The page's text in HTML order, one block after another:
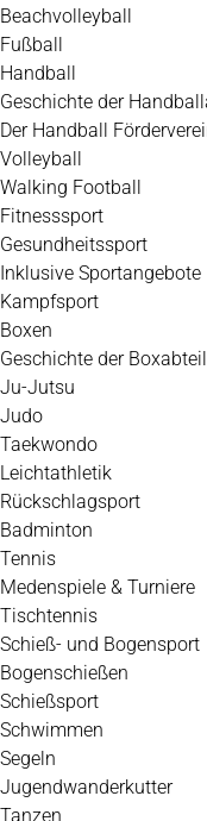
Beachvolleyball
Fußball
Handball
Geschichte der
Der Handball
Volleyball
Walking Football
Fitnesssport
Gesundheitssport
Inklusive Sportangebote
Kampfsport
Boxen
Geschichte der
Ju-Jutsu
Judo
Taekwondo
Leichtathletik
Rückschlagsport
Badminton
Tennis
Medenspiele & Turniere
Tischtennis
Schieß- und Bogensport
Bogenschießen
Schießsport
Schwimmen
Segeln
Jugendwanderkutter
Tanzen